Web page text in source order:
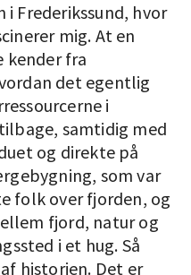
i Frederikssund, hvor
mig. At en
kender fra
det egentlig
i
samtidig med
og direkte på
som var
folk over fjorden, og
fjord, natur og
i et hug. Så
historien. Det er